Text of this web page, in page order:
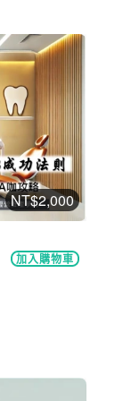
NT$2,000
加入購物車